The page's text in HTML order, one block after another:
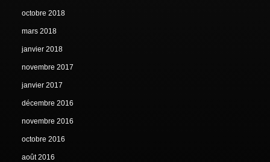
octobre 2018
mars 2018
janvier 2018
novembre 2017
janvier 2017
décembre 2016
novembre 2016
octobre 2016
août 2016